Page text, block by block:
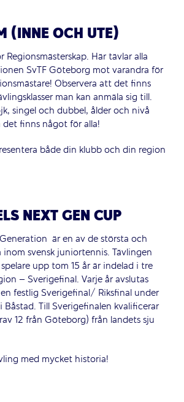
(INNE OCH UTE)
Regionsmästerskap. Här tävlar alla
SvTF Göteborg mot varandra för
Observera att det finns
man kan anmäla sig till.
singel och dubbel, ålder och nivå
det finns något för alla!
både din klubb och din region
NEXT GEN CUP
är en av de största och
svensk juniortennis. Tävlingen
upp tom 15 år är indelad i tre
– Sverigefinal. Varje år avslutas
festlig Sverigefinal/ Riksfinal under
Båstad. Till Sverigefinalen kvalificerar
12 från Göteborg) från landets sju
med mycket historia!